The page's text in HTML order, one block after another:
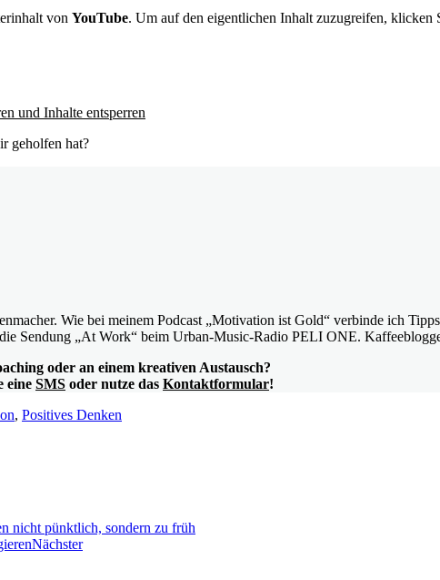
von YouTube. Um auf den eigentlichen Inhalt zuzugreifen, klicken
und Inhalte entsperren
geholfen hat?
Wie bei meinem Podcast „Motivation ist Gold“ verbinde ich
Sendung „At Work“ beim Urban-Music-Radio PELI ONE.
oder an einem kreativen Austausch?
eine SMS oder nutze das Kontaktformular!
, Positives Denken
nicht pünktlich, sondern zu früh
Nächster